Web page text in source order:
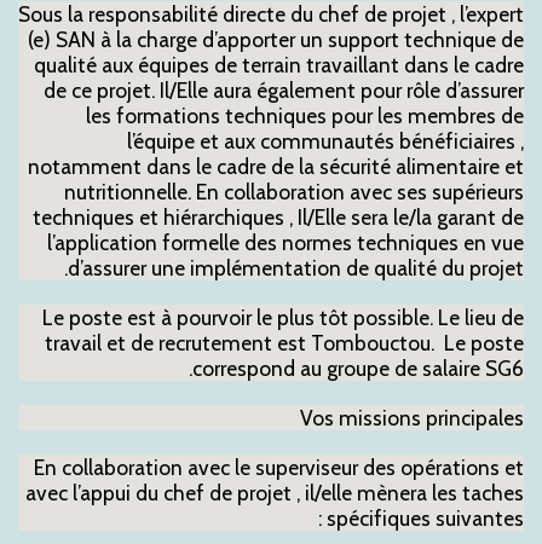
Sous la responsabilité directe du chef de projet , l’expert
(e) SAN à la charge d’apporter un support technique de
qualité aux équipes de terrain travaillant dans le cadre
de ce projet. Il/Elle aura également pour rôle d’assurer
les formations techniques pour les membres de
l’équipe et aux communautés bénéficiaires ,
notamment dans le cadre de la sécurité alimentaire et
nutritionnelle. En collaboration avec ses supérieurs
techniques et hiérarchiques , Il/Elle sera le/la garant de
l’application formelle des normes techniques en vue
d’assurer une implémentation de qualité du projet.
Le poste est à pourvoir le plus tôt possible. Le lieu de
travail et de recrutement est Tombouctou. Le poste
correspond au groupe de salaire SG6.
Vos missions principales
En collaboration avec le superviseur des opérations et
avec l’appui du chef de projet , il/elle mènera les taches
spécifiques suivantes :